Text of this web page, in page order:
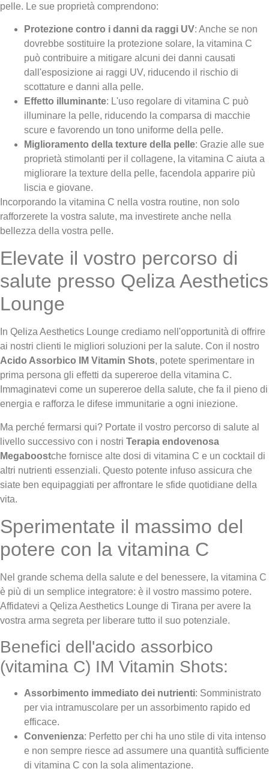
pelle. Le sue proprietà comprendono:
Protezione contro i danni da raggi UV: Anche se non
dovrebbe sostituire la protezione solare, la vitamina C
può contribuire a mitigare alcuni dei danni causati
dall'esposizione ai raggi UV, riducendo il rischio di
scottature e danni alla pelle.
Effetto illuminante: L'uso regolare di vitamina C può
illuminare la pelle, riducendo la comparsa di macchie
scure e favorendo un tono uniforme della pelle.
Miglioramento della texture della pelle: Grazie alle sue
proprietà stimolanti per il collagene, la vitamina C aiuta a
migliorare la texture della pelle, facendola apparire più
liscia e giovane.
Incorporando la vitamina C nella vostra routine, non solo
rafforzerete la vostra salute, ma investirete anche nella
bellezza della vostra pelle.
Elevate il vostro percorso di
salute presso Qeliza Aesthetics
Lounge
In Qeliza Aesthetics Lounge crediamo nell'opportunità di offrire
ai nostri clienti le migliori soluzioni per la salute. Con il nostro
Acido Assorbico IM Vitamin Shots, potete sperimentare in
prima persona gli effetti da supereroe della vitamina C.
Immaginatevi come un supereroe della salute, che fa il pieno di
energia e rafforza le difese immunitarie a ogni iniezione.
Ma perché fermarsi qui? Portate il vostro percorso di salute al
livello successivo con i nostri Terapia endovenosa
Megaboostche fornisce alte dosi di vitamina C e un cocktail di
altri nutrienti essenziali. Questo potente infuso assicura che
siate ben equipaggiati per affrontare le sfide quotidiane della
vita.
Sperimentate il massimo del
potere con la vitamina C
Nel grande schema della salute e del benessere, la vitamina C
è più di un semplice integratore: è il vostro massimo potere.
Affidatevi a Qeliza Aesthetics Lounge di Tirana per avere la
vostra arma segreta per liberare tutto il suo potenziale.
Benefici dell'acido assorbico
(vitamina C) IM Vitamin Shots:
Assorbimento immediato dei nutrienti: Somministrato
per via intramuscolare per un assorbimento rapido ed
efficace.
Convenienza: Perfetto per chi ha uno stile di vita intenso
e non sempre riesce ad assumere una quantità sufficiente
di vitamina C con la sola alimentazione.